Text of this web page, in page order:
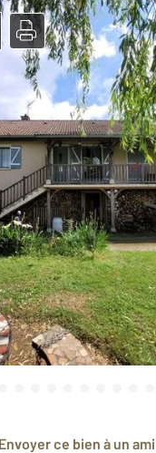
Envoyer ce bien à un ami